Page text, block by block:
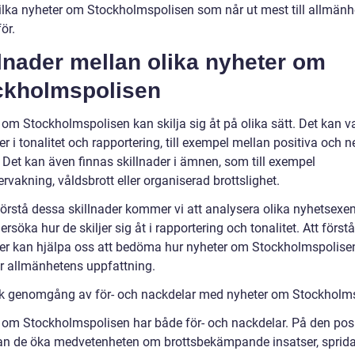
nyheter om Stockholmspolisen som når ut mest till
mellan olika nyheter om
om Stockholmspolisen kan skilja sig åt på olika sätt. Det kan
i tonalitet och rapportering, till exempel mellan positiva och
Det kan även finnas skillnader i ämnen, som till exempel
våldsbrott eller organiserad brottslighet.
dessa skillnader kommer vi att analysera olika
hur de skiljer sig åt i rapportering och tonalitet. Att
kan hjälpa oss att bedöma hur nyheter om
allmänhetens uppfattning.
genomgång av för- och nackdelar med nyheter om
Stockholmspolisen har både för- och nackdelar. På den
de öka medvetenheten om brottsbekämpande insatser,